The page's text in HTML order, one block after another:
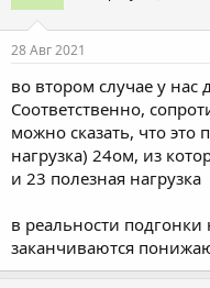
28 Авг 2021
во втором случае у нас
Соответственно,
можно сказать, что это
нагрузка) 24ом, из
и 23 полезная нагрузка
в реальности
заканчиваются